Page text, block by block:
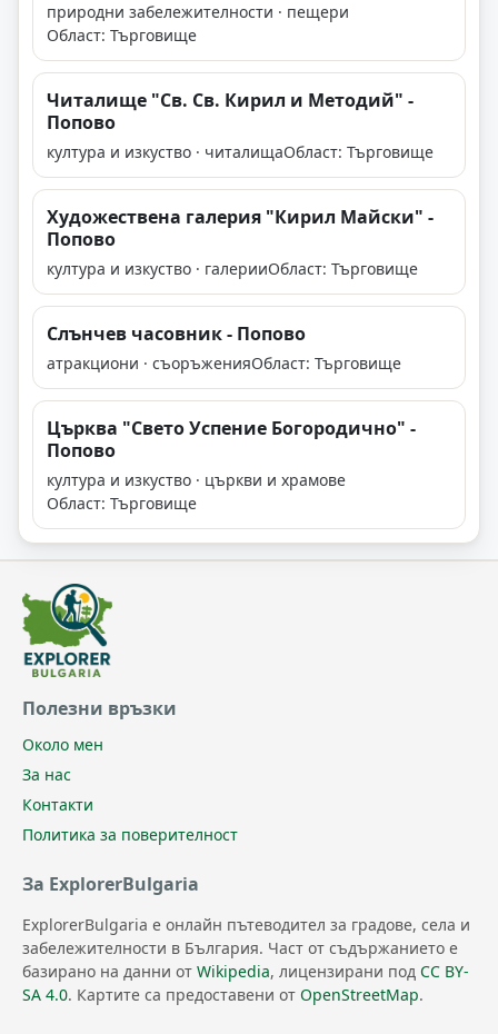
природни забележителности · пещери
Област: Търговище
Читалище "Св. Св. Кирил и Методий" -
Попово
култура и изкуство · читалищаОбласт: Търговище
Художествена галерия "Кирил Майски" -
Попово
култура и изкуство · галерииОбласт: Търговище
Слънчев часовник - Попово
атракциони · съоръженияОбласт: Търговище
Църква "Свето Успение Богородично" -
Попово
култура и изкуство · църкви и храмове
Област: Търговище
Полезни връзки
Около мен
За нас
Контакти
Политика за поверителност
За ExplorerBulgaria
ExplorerBulgaria е онлайн пътеводител за градове, села и
забележителности в България. Част от съдържанието е
базирано на данни от Wikipedia, лицензирани под CC BY-
SA 4.0. Картите са предоставени от OpenStreetMap.